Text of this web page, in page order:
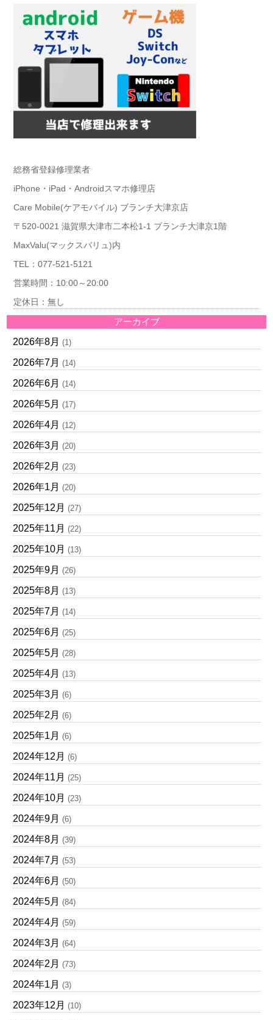
総務省登録修理業者
iPhone・iPad・Androidスマホ修理店
Care Mobile(ケアモバイル) ブランチ大津京店
〒520-0021 滋賀県大津市二本松1-1 ブランチ大津京1階
MaxValu(マックスバリュ)内
TEL：077-521-5121
営業時間：10:00～20:00
定休日：無し
アーカイブ
2026年8月 (1)
2026年7月 (14)
2026年6月 (14)
2026年5月 (17)
2026年4月 (12)
2026年3月 (20)
2026年2月 (23)
2026年1月 (20)
2025年12月 (27)
2025年11月 (22)
2025年10月 (13)
2025年9月 (26)
2025年8月 (13)
2025年7月 (14)
2025年6月 (25)
2025年5月 (28)
2025年4月 (13)
2025年3月 (6)
2025年2月 (6)
2025年1月 (6)
2024年12月 (6)
2024年11月 (25)
2024年10月 (23)
2024年9月 (6)
2024年8月 (39)
2024年7月 (53)
2024年6月 (50)
2024年5月 (84)
2024年4月 (59)
2024年3月 (64)
2024年2月 (73)
2024年1月 (3)
2023年12月 (10)